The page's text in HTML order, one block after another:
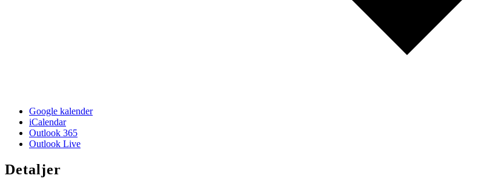
Google kalender
iCalendar
Outlook 365
Outlook Live
Detaljer